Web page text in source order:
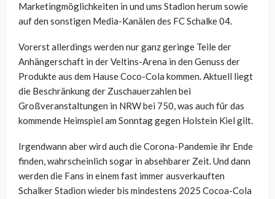
Marketingmöglichkeiten in und ums Stadion herum sowie
auf den sonstigen Media-Kanälen des FC Schalke 04.
Vorerst allerdings werden nur ganz geringe Teile der
Anhängerschaft in der Veltins-Arena in den Genuss der
Produkte aus dem Hause Coco-Cola kommen. Aktuell liegt
die Beschränkung der Zuschauerzahlen bei
Großveranstaltungen in NRW bei 750, was auch für das
kommende Heimspiel am Sonntag gegen Holstein Kiel gilt.
Irgendwann aber wird auch die Corona-Pandemie ihr Ende
finden, wahrscheinlich sogar in absehbarer Zeit. Und dann
werden die Fans in einem fast immer ausverkauften
Schalker Stadion wieder bis mindestens 2025 Cocoa-Cola